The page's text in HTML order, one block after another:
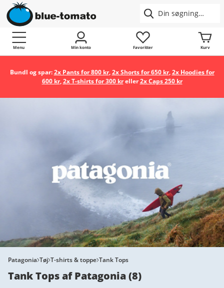
Menu Min konto Favoritter Kurv
Bundl og spar:2x Pants for 800 kr,2x Shorts for 650 kr,2x Hoodies for
600 kr,2x T-shirts for 300 kreller2x Caps 250 kr
Patagonia Tøj T-shirts & toppe Tank Tops
Tank Tops af Patagonia(8)